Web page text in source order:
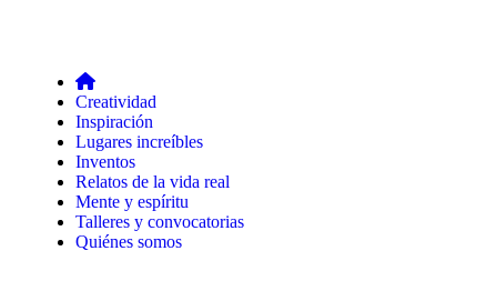
Creatividad
Inspiración
Lugares increíbles
Inventos
Relatos de la vida real
Mente y espíritu
Talleres y convocatorias
Quiénes somos